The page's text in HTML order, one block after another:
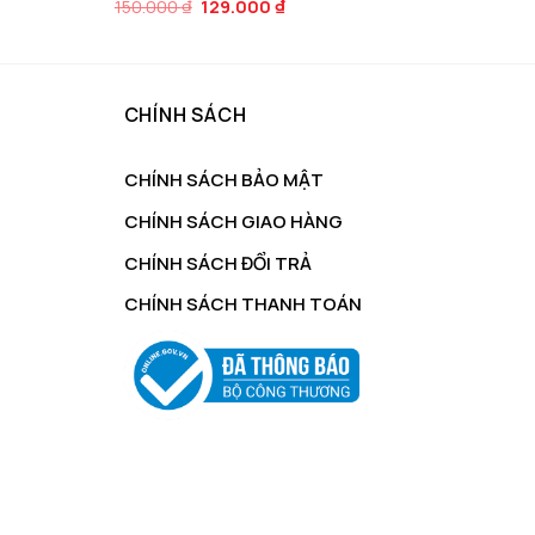
150.000₫ Giá
129.000₫Giá
CHÍNH SÁCH
CHÍNH SÁCH BẢO MẬT
CHÍNH SÁCH GIAO HÀNG
CHÍNH SÁCH ĐỔI TRẢ
CHÍNH SÁCH THANH TOÁN